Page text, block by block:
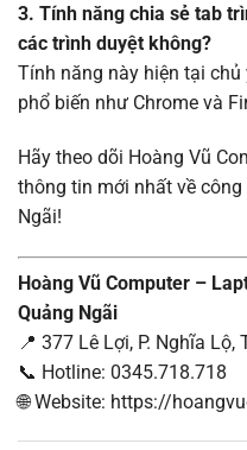
3. Tính năng chia sẻ tab
các trình duyệt không?
Tính năng này hiện tại
phổ biến như Chrome và
Hãy theo dõi Hoàng Vũ
thông tin mới nhất về
Ngãi!
Hoàng Vũ Computer –
Quảng Ngãi
📍 377 Lê Lợi, P. Nghĩa Lộ,
📞 Hotline: 0345.718.718
🌐 Website: https://